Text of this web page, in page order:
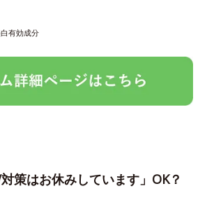
有効成分
策はお休みしています」OK？